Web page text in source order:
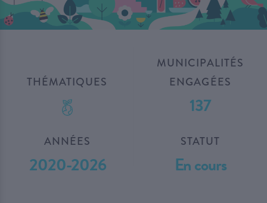
THÉMATIQUES
MUNICIPALITÉS
ENGAGÉES
137
ANNÉES
2020-2026
STATUT
En cours